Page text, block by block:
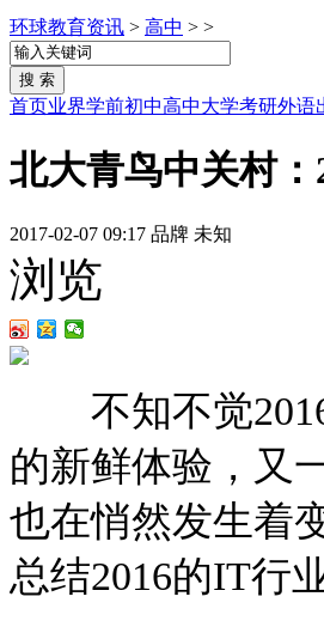
环球教育资讯 > 高中 > >
首页业界学前初中高中大学考研外语
北大青鸟中关村
2017-02-07 09:17 品牌 未知
浏览
不知不觉2016
的新鲜体验，又
也在悄然发生着
总结2016的IT行